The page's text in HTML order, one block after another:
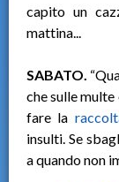
capito un
mattina...
SABATO.
che sulle
fare la
insulti. Se
a quando non